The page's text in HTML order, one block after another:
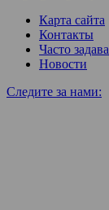
Карта сайта
Контакты
Часто
Новости
Следите за нами: